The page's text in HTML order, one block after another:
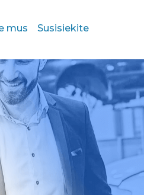
mus Susisiekite